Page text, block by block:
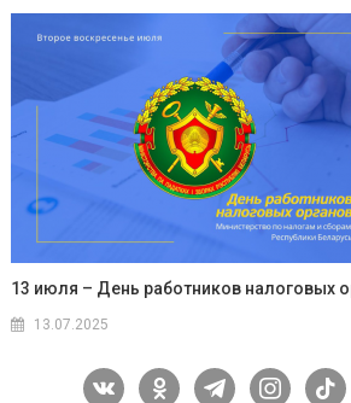
13 июля – День работников налоговых
13.07.2025
vkontakteodnoklassniki
telegraminstagram
tiktok